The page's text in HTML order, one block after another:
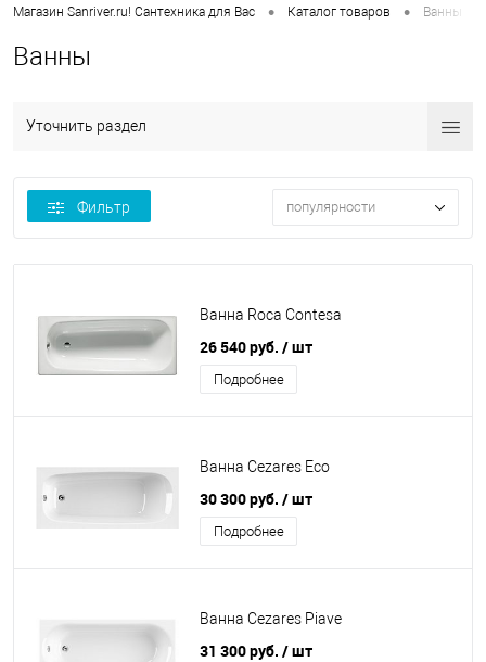
Магазин Sanriver.ru! Сантехника для Вас • Каталог товаров • Ванны
Ванны
Уточнить раздел
Фильтр популярности
Ванна Roca Contesa
26 540 руб. / шт
Подробнее
Ванна Cezares Eco
30 300 руб. / шт
Подробнее
Ванна Cezares Piave
31 300 руб. / шт